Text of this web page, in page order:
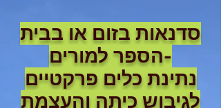
סדנאות בזום או בבית
הספר למורים-
נתינת כלים פרקטיים
לגיבוש כיתה והעצמת